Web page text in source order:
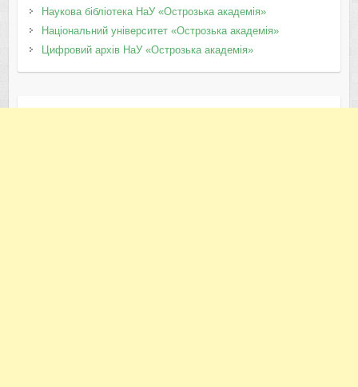
Наукова бібліотека НаУ «Острозька академія»
Національний університет «Острозька академія»
Цифровий архів НаУ «Острозька академія»